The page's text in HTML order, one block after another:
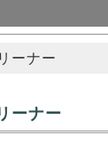
ーナー
ーナー